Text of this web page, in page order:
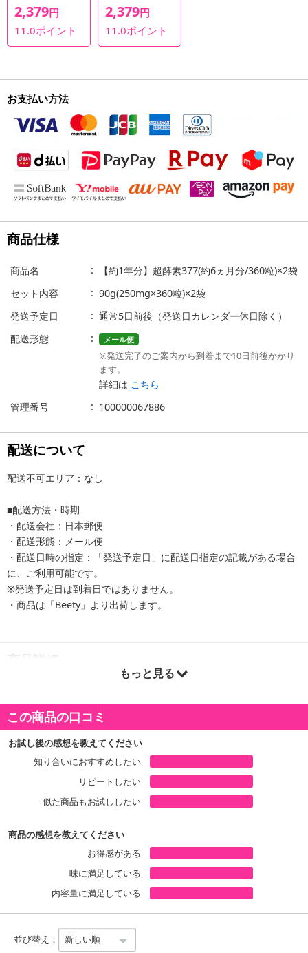
2,379円
11.0ポイント
2,379円
11.0ポイント
お支払い方法
商品仕様
商品名
【約1年分】超酵素377(約6ヵ月分/360粒)×2袋
セット内容
90g(250mg×360粒)×2袋
発送予定日
通常5日前後（発送日カレンダー休日除く）
配送形態
メール便
※発送完了のご案内から到着まで10日前後かかり
ます。
詳細は こちら
管理番号
100000067886
配送について
配送不可エリア：なし
■配送方法・時期
・配送会社：日本郵便
・配送形態：メール便
・配送日時の指定：「発送予定日」に配送日指定の記載がある場合
に、ご利用可能です。
※発送予定日は到着日ではありません。
・商品は「Beety」より出荷します。
商品詳細
もっと見る
この商品の口コミ
お試し後の感想を教えてください
知り合いにおすすめしたい
リピートしたい
似た商品もお試ししたい
商品の感想を教えてください
お得感がある
味に満足している
内容量に満足している
並び替え：